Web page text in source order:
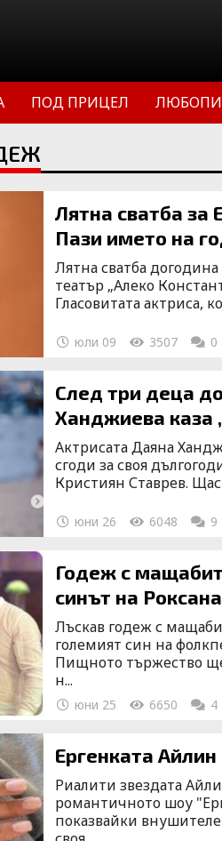
ПОД ПРИЦЕЛ
Лятна сватба за
Пази името на
Лятна сватба
театър „Алеко
Гласовитата актриса,
юли 09 3507 0
След три деца
Ханджиева
Актрисата Даяна
сгоди за своя
Кристиян Ставрев.
юни 26 6048 9
Годеж с
синът на Роксана
Лъскав годеж с
големият син на
Пищното тържество
н...
юни 25 6650 4
Ергенката
Риалити звездата
романтичното шоу
показвайки